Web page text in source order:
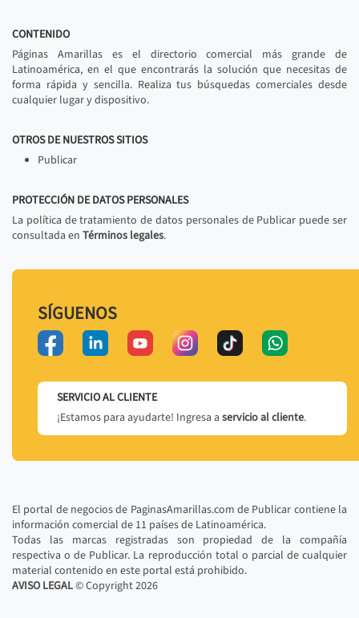
CONTENIDO
Páginas Amarillas es el directorio comercial más grande de
Latinoamérica, en el que encontrarás la solución que necesitas de
forma rápida y sencilla. Realiza tus búsquedas comerciales desde
cualquier lugar y dispositivo.
OTROS DE NUESTROS SITIOS
Publicar
PROTECCIÓN DE DATOS PERSONALES
La política de tratamiento de datos personales de Publicar puede ser
consultada en Términos legales.
SÍGUENOS
SERVICIO AL CLIENTE
¡Estamos para ayudarte! Ingresa a servicio al cliente.
El portal de negocios de PaginasAmarillas.com de Publicar contiene la
información comercial de 11 países de Latinoamérica.
Todas las marcas registradas son propiedad de la compañía
respectiva o de Publicar. La reproducción total o parcial de cualquier
material contenido en este portal está prohibido.
AVISO LEGAL© Copyright2026